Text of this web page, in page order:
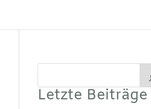
Letzte Beiträge